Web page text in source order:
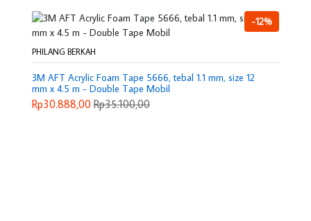
-12%
PHILANG BERKAH
3M AFT Acrylic Foam Tape 5666, tebal 1.1 mm, size 12
mm x 4.5 m - Double Tape Mobil
Rp30.888,00 Rp35.100,00